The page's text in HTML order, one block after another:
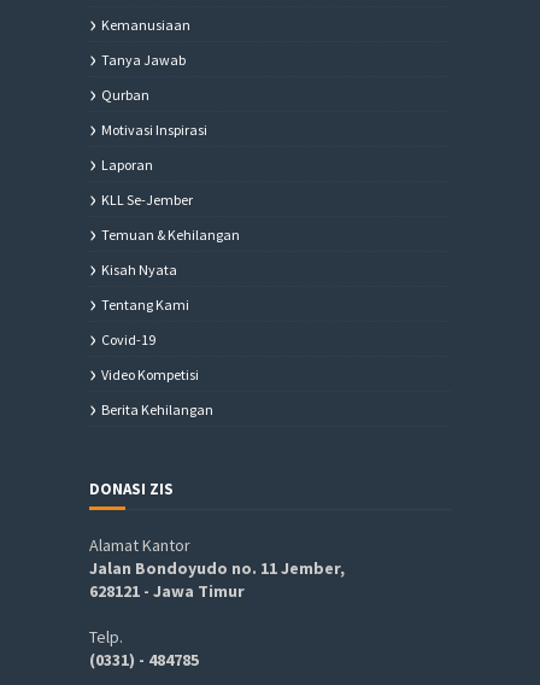
Kemanusiaan
Tanya Jawab
Qurban
Motivasi Inspirasi
Laporan
KLL Se-Jember
Temuan & Kehilangan
Kisah Nyata
Tentang Kami
Covid-19
Video Kompetisi
Berita Kehilangan
DONASI ZIS
Alamat Kantor
Jalan Bondoyudo no. 11 Jember,
628121 - Jawa Timur
Telp.
(0331) - 484785